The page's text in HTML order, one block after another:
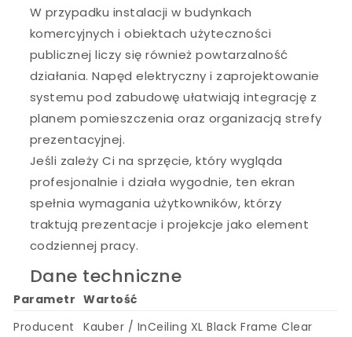
W przypadku instalacji w budynkach
komercyjnych i obiektach użyteczności
publicznej liczy się również powtarzalność
działania. Napęd elektryczny i zaprojektowanie
systemu pod zabudowę ułatwiają integrację z
planem pomieszczenia oraz organizacją strefy
prezentacyjnej.
Jeśli zależy Ci na sprzęcie, który wygląda
profesjonalnie i działa wygodnie, ten ekran
spełnia wymagania użytkowników, którzy
traktują prezentacje i projekcje jako element
codziennej pracy.
Dane techniczne
Parametr Wartość
Producent
Kauber / InCeiling XL Black Frame Clear